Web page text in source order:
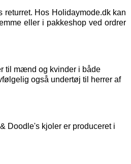
returret. Hos Holidaymode.dk kan
eller i pakkeshop ved ordrer
til mænd og kvinder i både
også undertøj til herrer af
Doodle's kjoler er produceret i